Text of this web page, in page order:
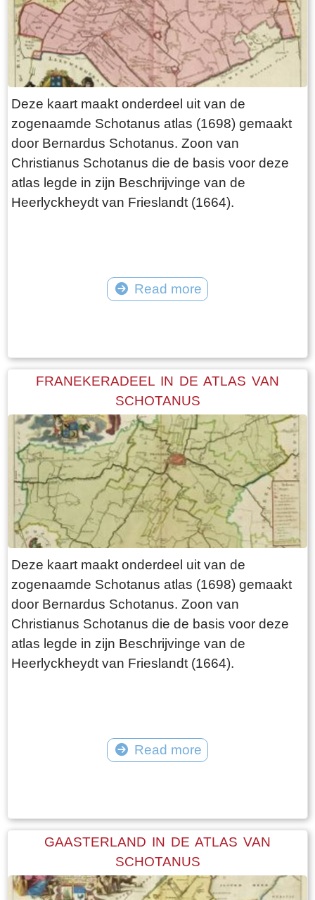
Deze kaart maakt onderdeel uit van de
zogenaamde Schotanus atlas (1698) gemaakt
door Bernardus Schotanus. Zoon van
Christianus Schotanus die de basis voor deze
atlas legde in zijn Beschrijvinge van de
Heerlyckheydt van Frieslandt (1664).
Read more
FRANEKERADEEL IN DE ATLAS VAN
SCHOTANUS
Deze kaart maakt onderdeel uit van de
zogenaamde Schotanus atlas (1698) gemaakt
door Bernardus Schotanus. Zoon van
Christianus Schotanus die de basis voor deze
atlas legde in zijn Beschrijvinge van de
Heerlyckheydt van Frieslandt (1664).
Read more
GAASTERLAND IN DE ATLAS VAN
SCHOTANUS